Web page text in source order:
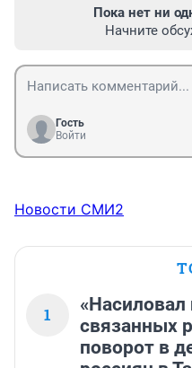
Пока нет ни
Начните
Гость
Войти
Новости СМИ2
1
«Насиловал
связанных
поворот в